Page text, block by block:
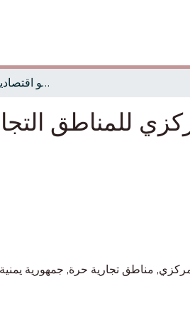
التدبير اللامركزي للمناطق التجارية الحرة في الجمهورية اليمنية " دراسة تحليلية سوسيو اقتصادية في إطار التكاملية "
للمناطق
, مناطق تجارية حرة, جمهورية يمنية